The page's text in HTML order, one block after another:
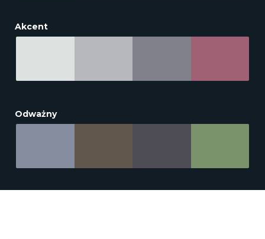
Akcent
Odważny